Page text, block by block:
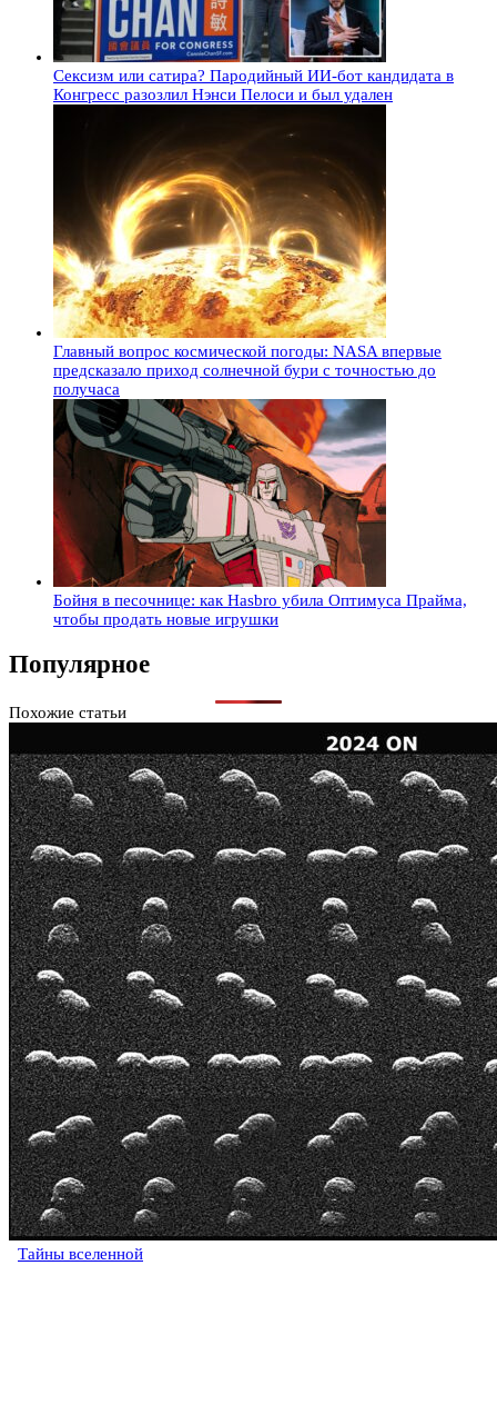
Сексизм или сатира? Пародийный ИИ-бот кандидата в
Конгресс разозлил Нэнси Пелоси и был удален
Главный вопрос космической погоды: NASA впервые
предсказало приход солнечной бури с точностью до
получаса
Бойня в песочнице: как Hasbro убила Оптимуса Прайма,
чтобы продать новые игрушки
Популярное
Похожие статьи
Тайны вселенной